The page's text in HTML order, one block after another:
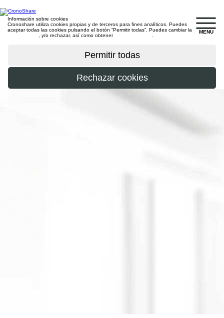
MENU
Información sobre cookies
Cronoshare utiliza cookies propias y de terceros para fines analíticos. Puedes
aceptar todas las cookies pulsando el botón “Permitir todas”. Puedes cambiar la
, y/o rechazar, así como obtener